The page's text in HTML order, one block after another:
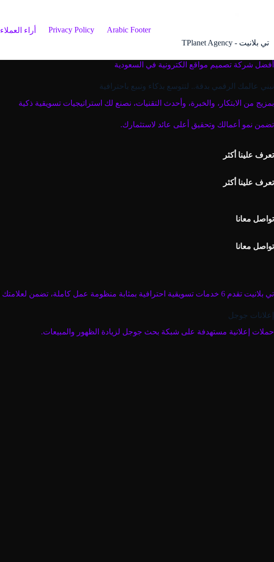
تي بلانيت - TPlanet Agency
Arabic Footer
Privacy Policy أراء العملاء
أفضل شركة تصميم مواقع الكترونية في السعودية
نبني عالمك الرقمي بدقة.. لتتوسع بذكاء وتبيع باحترافية
بمزيج من الابتكار، والخبرة، وأحدث التقنيات، نصنع لك استراتيجيات تسويقية ذكية
تضمن نمو أعمالك وتحقيق أعلى عائد لاستثمارك.
تعرف علينا أكثر
تعرف علينا أكثر
تواصل معانا
تواصل معانا
تي بلانيت تقدم 6 خدمات تسويقية احترافية بمثابة منظومة عمل كاملة، تضمن لعلامتك التجارية أقصى درجات الظهور والانتشار في السوق.
إعلانات جوجل
حملات إعلانية مستهدفة على شبكة بحث جوجل لزيادة الظهور والمبيعات.